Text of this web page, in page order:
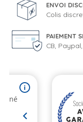
ENVOI
Colis
PAIEMENT
CB,